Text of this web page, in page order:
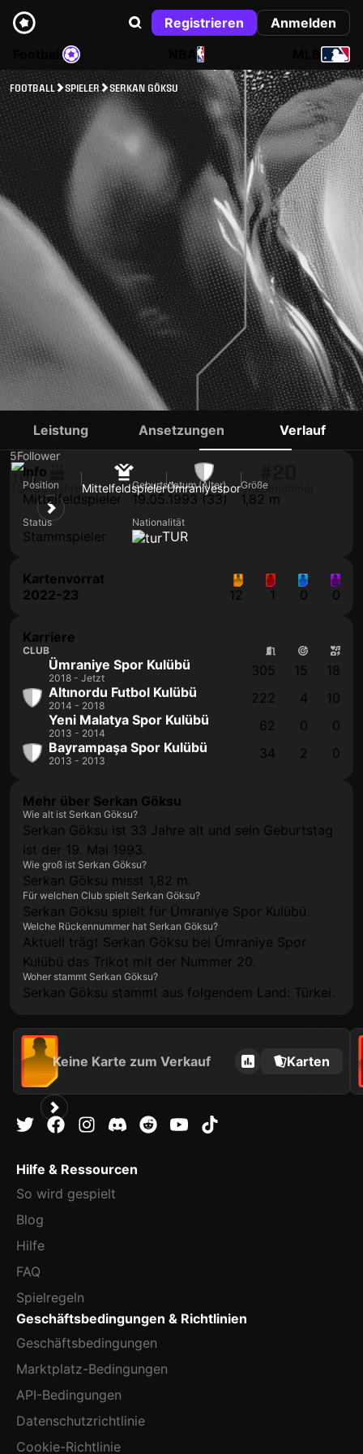
Registrieren
Anmelden
NBA
FOOTBALL SPIELER SERKAN GÖKSU
SERKAN GÖKSU
5Follower
TUR33 Jahre MittelfeldspielerÜmraniyesporTrikotnummer
Leistung Ansetzungen Verlauf
Info
Position
Mittelfeldspieler
Geburtsdatum (Alter)
19.05.1993 (33)
Größe
1,82 m
Status
Stammspieler
Nationalität
TUR
Kartenvorrat
2022-23
12 1 0 0
Karriere
CLUB
Ümraniye Spor Kulübü
2018 - Jetzt 305 15
18
Altınordu Futbol Kulübü
2014 - 2018 222 4
10
Yeni Malatya Spor Kulübü
2013 - 2014 62 0
0
Bayrampaşa Spor Kulübü
2013 - 2013 34 2 0
Mehr über Serkan Göksu
Wie alt ist Serkan Göksu?
Serkan Göksu ist 33 Jahre alt und sein Geburtstag
ist der 19. Mai 1993.
Wie groß ist Serkan Göksu?
Serkan Göksu misst 1,82 m.
Für welchen Club spielt Serkan Göksu?
Serkan Göksu spielt für Ümraniye Spor Kulübü.
Welche Rückennummer hat Serkan Göksu?
Aktuell trägt Serkan Göksu bei Ümraniye Spor
Kulübü das Trikot mit der Nummer 20.
Woher stammt Serkan Göksu?
Serkan Göksu stammt aus folgendem Land: Türkei.
Keine Karte zum Verkauf Karten
Hilfe & Ressourcen
So wird gespielt
Blog
Hilfe
FAQ
Spielregeln
Geschäftsbedingungen & Richtlinien
Geschäftsbedingungen
Marktplatz-Bedingungen
API-Bedingungen
Datenschutzrichtlinie
Cookie-Richtlinie